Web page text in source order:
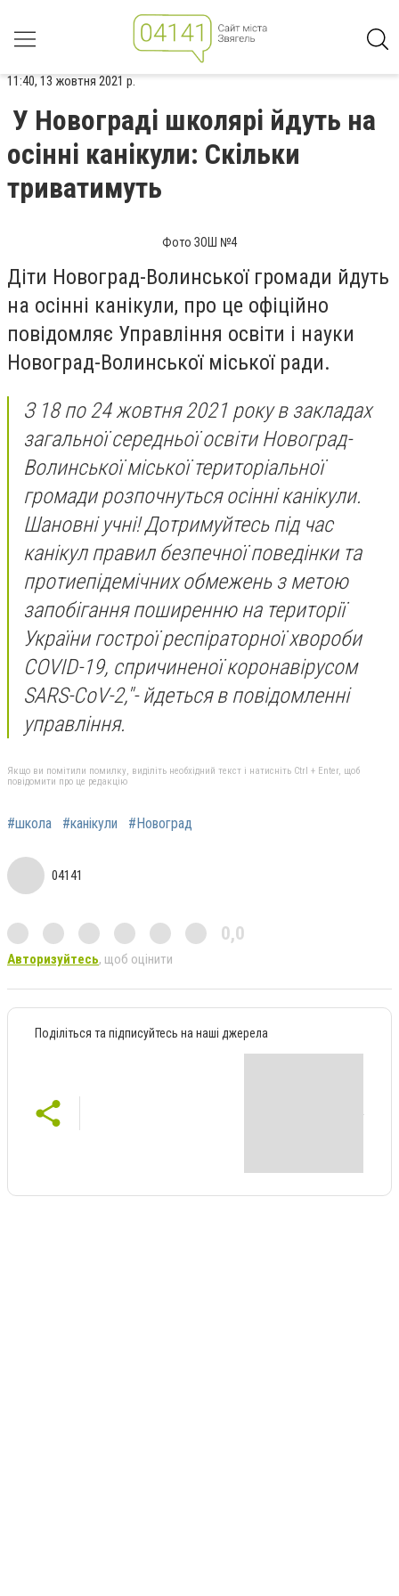
11:40, 13 жовтня 2021 р.
У Новограді школярі йдуть на
осінні канікули: Скільки
триватимуть
Фото ЗОШ №4
Діти Новоград-Волинської громади йдуть
на осінні канікули, про це офіційно
повідомляє Управління освіти і науки
Новоград-Волинської міської ради.
З 18 по 24 жовтня 2021 року в закладах
загальної середньої освіти Новоград-
Волинської міської територіальної
громади розпочнуться осінні канікули.
Шановні учні! Дотримуйтесь під час
канікул правил безпечної поведінки та
протиепідемічних обмежень з метою
запобігання поширенню на території
України гострої респіраторної хвороби
COVID-19, спричиненої коронавірусом
SARS-CoV-2,"- йдеться в повідомленні
управління.
Якщо ви помітили помилку, виділіть необхідний текст і натисніть Ctrl + Enter, щоб
повідомити про це редакцію
#школа #канікули #Новоград
04141
0,0
Авторизуйтесь, щоб оцінити
Поділіться та підписуйтесь на наші джерела